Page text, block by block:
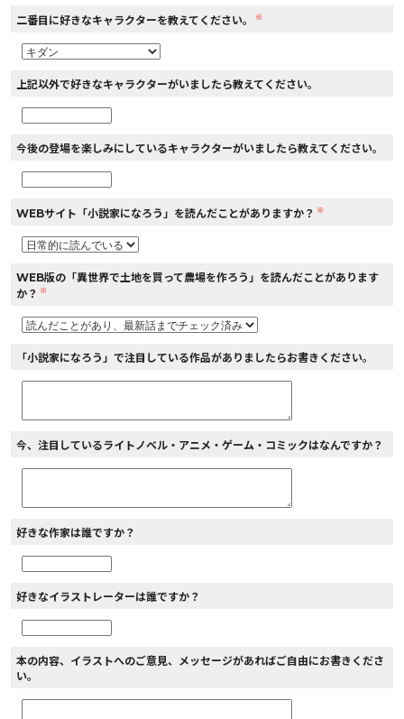
二番目に好きなキャラクターを教えてください。 ※
上記以外で好きなキャラクターがいましたら教えてください。
今後の登場を楽しみにしているキャラクターがいましたら教えてください。
WEBサイト「小説家になろう」を読んだことがありますか？ ※
WEB版の「異世界で土地を買って農場を作ろう」を読んだことがあります
か？ ※
「小説家になろう」で注目している作品がありましたらお書きください。
今、注目しているライトノベル・アニメ・ゲーム・コミックはなんですか？
好きな作家は誰ですか？
好きなイラストレーターは誰ですか？
本の内容、イラストへのご意見、メッセージがあればご自由にお書きくださ
い。